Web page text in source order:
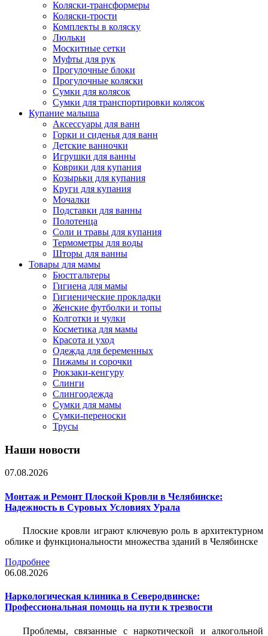
Коляски-трансформеры
Коляски-трости
Комплекты в коляску
Люльки
Москитные сетки
Муфты для рук
Прогулочные блоки
Прогулочные коляски
Сумки для колясок
Сумки для транспортировки колясок
Купание малыша
Аксессуары для ванн
Горки и сиденья для ванн
Детские ванночки
Игрушки для ванны
Коврики для купания
Козырьки для купания
Круги для купания
Мочалки
Подставки для ванны
Полотенца
Соли и травы для купания
Термометры для воды
Шторы для ванны
Товары для мамы
Бюстгальтеры
Гигиена для мамы
Гигиенические прокладки
Женские футболки и топы
Колготки и чулки
Косметика для мамы
Красота и уход
Одежда для беременных
Пижамы и сорочки
Рюкзаки-кенгуру
Слинги
Слингоодежда
Сумки для мамы
Сумки-переноски
Трусы
Наши новости
07.08.2026
Монтаж и Ремонт Плоской Кровли в Челябинске:
Надежность в Суровых Условиях Урала
Плоские кровли играют ключевую роль в архитектурном
облике и функциональности множества зданий в Челябинске
Подробнее
06.08.2026
Наркологическая клиника в Северодвинске:
Профессиональная помощь на пути к трезвости
Проблемы, связанные с наркотической и алкогольной